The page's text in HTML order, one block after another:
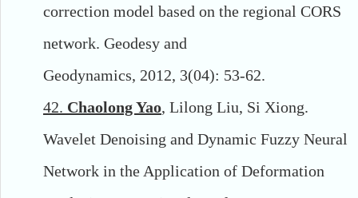
correction model based on the regional CORS
network. Geodesy and
Geodynamics, 2012, 3(04): 53-62.
42. Chaolong Yao, Lilong Liu, Si Xiong.
Wavelet Denoising and Dynamic Fuzzy Neural
Network in the Application of Deformation